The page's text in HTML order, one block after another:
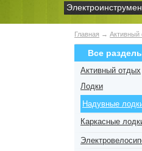
Главная → Активный
Все
Активный отдых
Лодки
Надувные
Каркасные